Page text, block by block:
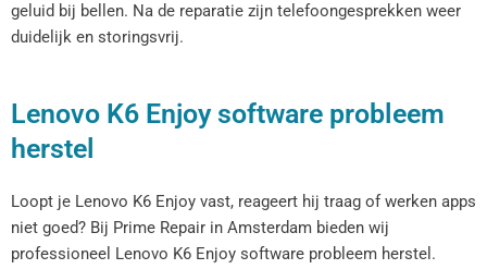
geluid bij bellen. Na de reparatie zijn telefoongesprekken weer
duidelijk en storingsvrij.
Lenovo K6 Enjoy software probleem
herstel
Loopt je Lenovo K6 Enjoy vast, reageert hij traag of werken apps
niet goed? Bij Prime Repair in Amsterdam bieden wij
professioneel Lenovo K6 Enjoy software probleem herstel.